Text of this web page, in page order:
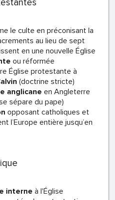
le culte en préconisant la
au lieu de sept
en une nouvelle Église
ou réformée
Église protestante à
(doctrine stricte)
anglicane en Angleterre
sépare du pape)
opposant catholiques et
l’Europe entière jusqu’en
interne à l'Église